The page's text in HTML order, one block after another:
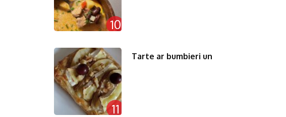
10
11
Tarte ar bumbieri un